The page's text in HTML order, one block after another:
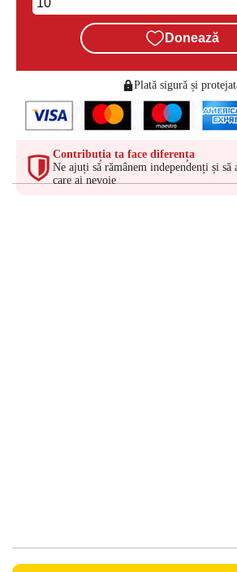
Donează
Plată sigură și
Contribuția ta face diferența
Ne ajuți să rămânem independenți și
care ai nevoie